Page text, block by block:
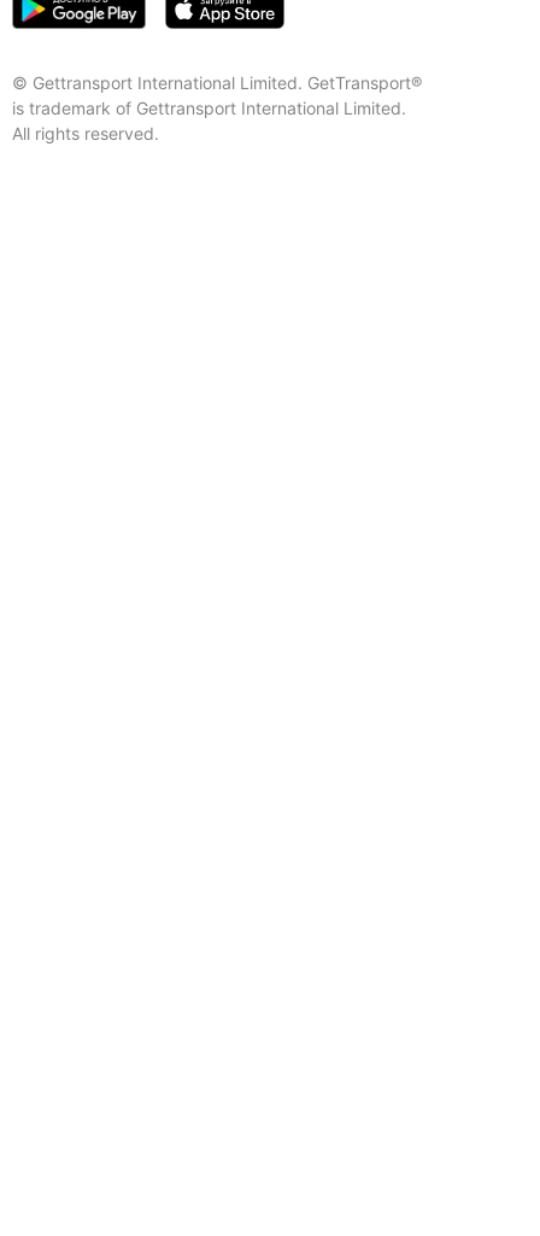
© Gettransport International Limited. GetTransport®
is trademark of Gettransport International Limited.
All rights reserved.